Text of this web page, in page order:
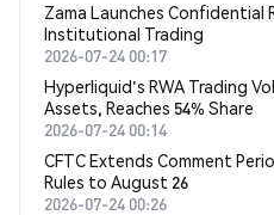
Zama Launches Confidential
Institutional Trading
2026-07-24 00:17
Hyperliquid's RWA Trading
Assets, Reaches 54% Share
2026-07-24 00:14
CFTC Extends Comment
Rules to August 26
2026-07-24 00:26